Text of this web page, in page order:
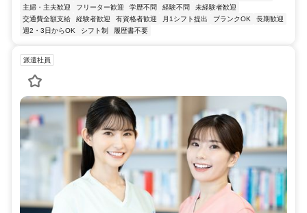
主婦・主夫歓迎
フリーター歓迎 学歴不問 経験不問
未経験者歓迎
交通費全額支給
経験者歓迎 有資格者歓迎 月1シフト提出 ブランクOK
長期歓迎
週2・3日からOK
シフト制 履歴書不要
派遣社員